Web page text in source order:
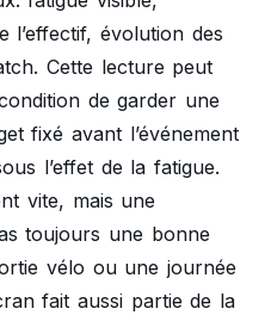
l’effectif, évolution des
Cette lecture peut
de garder une
fixé avant l’événement
l’effet de la fatigue.
vite, mais une
toujours une bonne
vélo ou une journée
fait aussi partie de la